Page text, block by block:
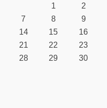
1
2
7 8
9
14 15
16
21 22
23
28 29
30